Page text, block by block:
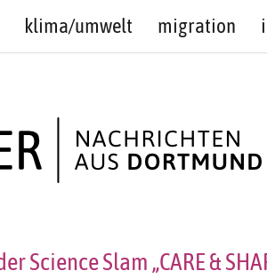
klima/umwelt migration
Slam „CARE &